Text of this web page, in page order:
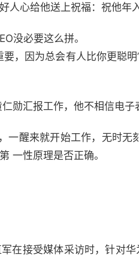
人心给他送上祝福：祝他年
没必要这么拼。
，因为总会有人比你更聪
勋汇报工作，他不相信电子
一醒来就开始工作，无时
一性原理是否正确。
在接受媒体采访时，针对